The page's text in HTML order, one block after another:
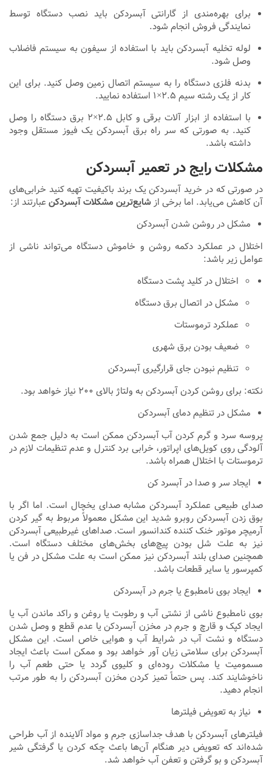
برای بهره‌مندی از گارانتی آبسردکن باید نصب دستگاه توسط
نمایندگی فروش انجام شود.
لوله تخلیه آبسردکن باید با استفاده از سیفون به سیستم فاضلاب
وصل شود.
بدنه فلزی دستگاه را به سیستم اتصال زمین وصل کنید. برای این
کار از یک رشته سیم ۲.۵×۱ استفاده نمایید.
با استفاده از ابزار آلات برقی و کابل ۲.۵×۲ برق دستگاه را وصل
کنید. به صورتی که سر راه برق آبسردکن یک فیوز مستقل وجود
داشته باشد.
مشکلات رایج در تعمیر آبسردکن
در صورتی که در خرید آبسردکن یک برند باکیفیت تهیه کنید خرابی‌های
آن کاهش می‌یابد. اما برخی ازشایع‌ترین مشکلات آبسردکنعبارتند از:
مشکل در روشن شدن آبسردکن
اختلال در عملکرد دکمه روشن و خاموش دستگاه می‌تواند ناشی از
عوامل زیر باشد:
اختلال در کلید پشت دستگاه
مشکل در اتصال برق دستگاه
عملکرد ترموستات
ضعیف بودن برق شهری
تنظیم نبودن جای قرارگیری آبسردکن
نکته: برای روشن کردن آبسردکن به ولتاژ بالای ۲۰۰ نیاز خواهد بود.
مشکل در تنظیم دمای آبسردکن
پروسه سرد و گرم کردن آب آبسردکن ممکن است به دلیل جمع شدن
آلودگی روی کویل‌های اپراتور، خرابی برد کنترل و عدم تنظیمات لازم در
ترموستات با اختلال همراه باشد.
ایجاد سر و صدا در آبسرد کن
صدای طبیعی عملکرد آبسردکن مشابه صدای یخچال است. اما اگر با
بوق زدن آبسردکن روبرو شدید این مشکل معمولاً مربوط به گیر کردن
آرمیچر موتور خنک کننده کندانسور است. صداهای غیرطبیعی آبسردکن
نیز به علت شل بودن پیچ‌های بخش‌های مختلف دستگاه است.
همچنین صدای بلند آبسردکن نیز ممکن است به علت مشکل در فن یا
کمپرسور یا سایر قطعات باشد.
ایجاد بوی نامطبوع یا جرم در آبسردکن
بوی نامطبوع ناشی از نشتی آب و رطوبت یا روغن و راکد ماندن آب یا
ایجاد کپک و قارچ و جرم در مخزن آبسردکن یا عدم قطع و وصل شدن
دستگاه و نشت آب در شرایط آب و هوایی خاص است. این مشکل
آبسردکن برای سلامتی زیان آور خواهد بود و ممکن است باعث ایجاد
مسمومیت یا مشکلات روده‌ای و کلیوی گردد یا حتی طعم آب را
ناخوشایند کند. پس حتماً تمیز کردن مخزن آبسردکن را به طور مرتب
انجام دهید.
نیاز به تعویض فیلترها
فیلترهای آبسردکن با هدف جداسازی جرم و مواد آلاینده از آب طراحی
شده‌اند که تعویض دیر هنگام آن‌ها باعث چکه کردن یا گرفتگی شیر
آبسردکن و بو گرفتن و تعفن آب خواهد شد.